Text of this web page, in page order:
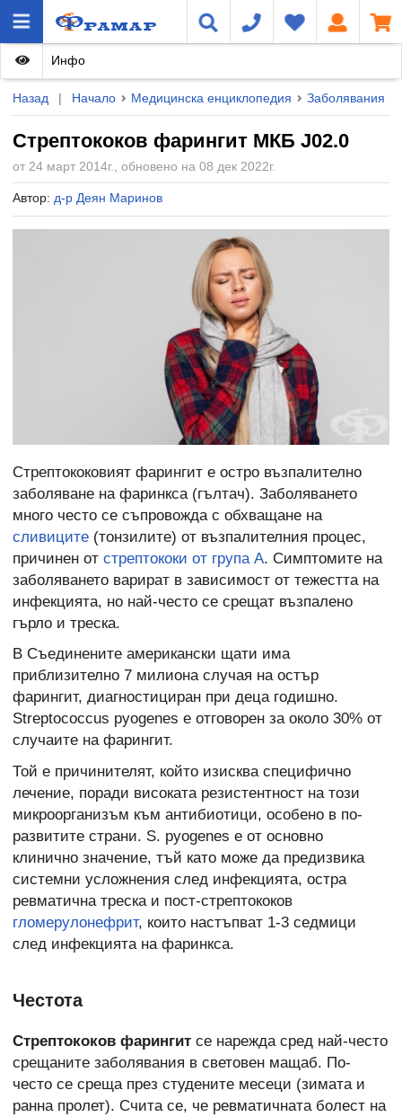
Назад | Начало Медицинска енциклопедия Заболявания
Стрептококов фарингит МКБ J02.0
от 24 март 2014г., обновено на 08 дек 2022г.
Автор: д-р Деян Маринов
Инфо
Стрептококовият фарингит е остро възпалително
заболяване на фаринкса (гълтач). Заболяването
много често се съпровожда с обхващане на
сливиците (тонзилите) от възпалителния процес,
причинен от стрептококи от група А. Симптомите на
заболяването варират в зависимост от тежестта на
инфекцията, но най-често се срещат възпалено
гърло и треска.
В Съединените американски щати има
приблизително 7 милиона случая на остър
фарингит, диагностициран при деца годишно.
Streptococcus pyogenes е отговорен за около 30% от
случаите на фарингит.
Той е причинителят, който изисква специфично
лечение, поради високата резистентност на този
микроорганизъм към антибиотици, особено в по-
развитите страни. S. pyogenes е от основно
клинично значение, тъй като може да предизвика
системни усложнения след инфекцията, остра
ревматична треска и пост-стрептококов
гломерулонефрит, които настъпват 1-3 седмици
след инфекцията на фаринкса.
Честота
Стрептококов фарингит се нарежда сред най-често
срещаните заболявания в световен мащаб. По-
често се среща през студените месеци (зимата и
ранна пролет). Счита се, че ревматичната болест на